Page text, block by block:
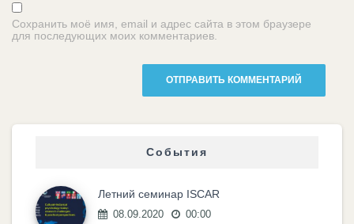
Сохранить моё имя, email и адрес сайта в этом браузере
для последующих моих комментариев.
События
Летний семинар ISCAR
08.09.2020 00:00